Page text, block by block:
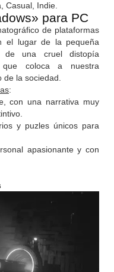
Casual, Indie.
para PC
de plataformas
el lugar de la pequeña
de una cruel distopía
coloca a nuestra
la sociedad.
:
con una narrativa muy
y puzles únicos para
apasionante y con